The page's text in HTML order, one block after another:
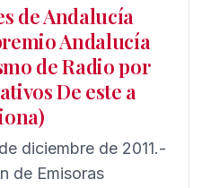
deportivos y
desarrollan el
de juguetes
navidades todos los
puedan contar
de Andalucía
Andalucía
de Radio por
De este a
diciembre de 2011.-
de Emisoras